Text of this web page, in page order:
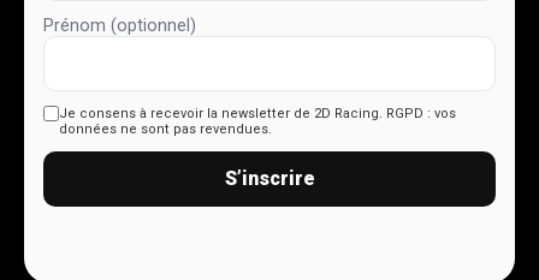
Prénom (optionnel)
Je consens à recevoir la newsletter de 2D Racing. RGPD : vos
données ne sont pas revendues.
S’inscrire